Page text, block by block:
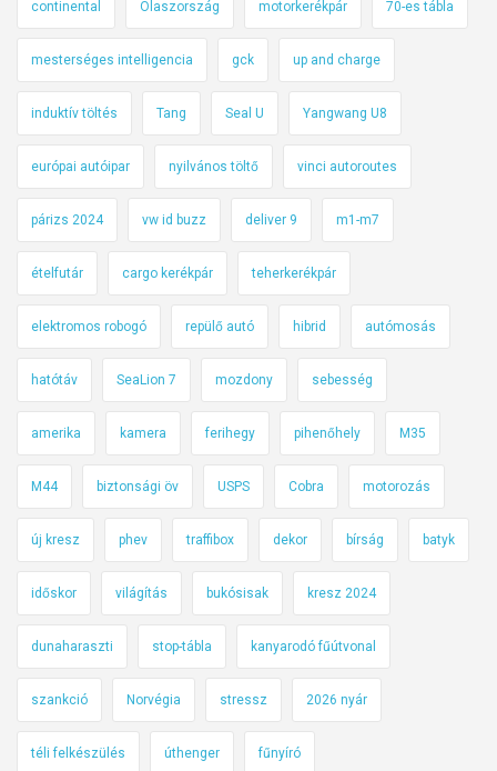
continental Olaszország motorkerékpár 70-es tábla
mesterséges intelligencia gck up and charge
induktív töltés Tang Seal U Yangwang U8
európai autóipar nyilvános töltő vinci autoroutes
párizs 2024 vw id buzz deliver 9 m1-m7
ételfutár cargo kerékpár teherkerékpár
elektromos robogó repülő autó hibrid autómosás
hatótáv SeaLion 7 mozdony sebesség
amerika kamera ferihegy pihenőhely M35
M44 biztonsági öv USPS Cobra motorozás
új kresz phev traffibox dekor bírság batyk
időskor világítás bukósisak kresz 2024
dunaharaszti stop-tábla kanyarodó fűútvonal
szankció Norvégia stressz 2026 nyár
téli felkészülés úthenger fűnyíró